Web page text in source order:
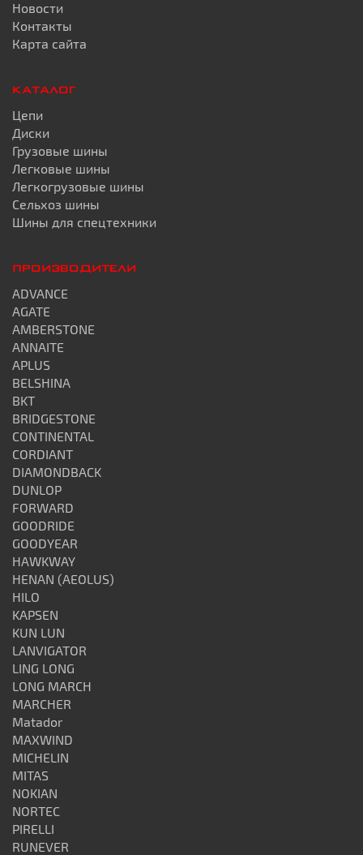
Новости
Контакты
Карта сайта
КАТАЛОГ
Цепи
Диски
Грузовые шины
Легковые шины
Легкогрузовые шины
Сельхоз шины
Шины для спецтехники
ПРОИЗВОДИТЕЛИ
ADVANCE
AGATE
AMBERSTONE
ANNAITE
APLUS
BELSHINA
BKT
BRIDGESTONE
CONTINENTAL
CORDIANT
DIAMONDBACK
DUNLOP
FORWARD
GOODRIDE
GOODYEAR
HAWKWAY
HENAN (AEOLUS)
HILO
KAPSEN
KUN LUN
LANVIGATOR
LING LONG
LONG MARCH
MARCHER
Matador
MAXWIND
MICHELIN
MITAS
NOKIAN
NORTEC
PIRELLI
RUNEVER